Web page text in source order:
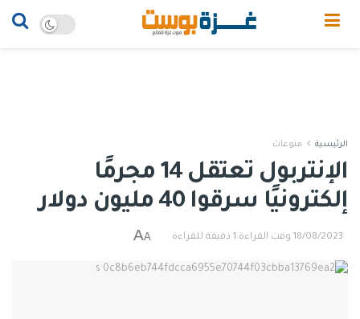
الرئيسية منوعات
الإنتربول تعتقل 14 مجرمًا
إلكترونيًا سرقوا 40 مليون دولار
18/08/2023 وقت القراءة:1 دقيقة للقراءة A
A